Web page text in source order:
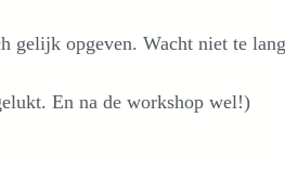
gelijk opgeven. Wacht niet te
En na de workshop wel!)